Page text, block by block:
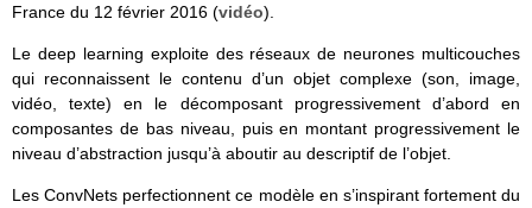
France du 12 février 2016 (vidéo).
Le deep learning exploite des réseaux de neurones multicouches
qui reconnaissent le contenu d’un objet complexe (son, image,
vidéo, texte) en le décomposant progressivement d’abord en
composantes de bas niveau, puis en montant progressivement le
niveau d’abstraction jusqu’à aboutir au descriptif de l’objet.
Les ConvNets perfectionnent ce modèle en s’inspirant fortement du